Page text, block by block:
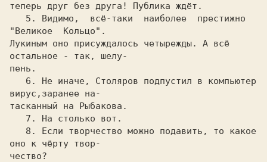
теперь друг без друга! Публика ждёт.
"Великое  Кольцо".
Лукиным оно присуждалось четырежды. А всё
остальное - так, шелу-
пень.
вирус,заранее на-
тасканный на Рыбакова.
оно к чёрту твор-
чество?